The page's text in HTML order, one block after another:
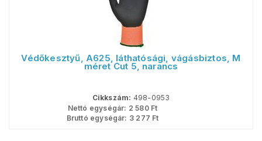
Védőkesztyű, A625, láthatósági, vágásbiztos, M
méret Cut 5, narancs
Cikkszám: 498-0953
Nettó egységár: 2 580Ft
Bruttó egységár: 3 277 Ft